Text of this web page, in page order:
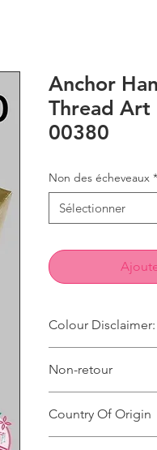
Anchor
Thread Art
00380
Non des écheveaux *
Sélectionner
Colour Disclaimer:
products are
It can also depend
product and the
Non-retour
Country Of Origin